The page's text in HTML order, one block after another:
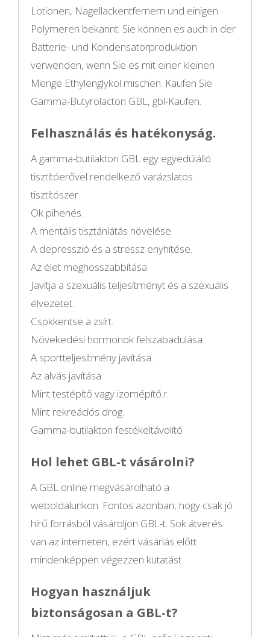
Lotionen, Nagellackentfernern und einigen
Polymeren bekannt. Sie können es auch in der
Batterie- und Kondensatorproduktion
verwenden, wenn Sie es mit einer kleinen
Menge Ethylenglykol mischen. Kaufen Sie
Gamma-Butyrolacton GBL, gbl-Kaufen.
Felhasználás és hatékonyság.
A gamma-butilakton GBL egy egyedülálló
tisztítóerővel rendelkező varázslatos
tisztítószer.
Ok pihenés.
A mentális tisztánlátás növelése.
A depresszió és a stressz enyhítése.
Az élet meghosszabbítása.
Javítja a szexuális teljesítményt és a szexuális
élvezetet.
Csökkentse a zsírt.
Növekedési hormonok felszabadulása.
A sportteljesítmény javítása.
Az alvás javítása.
Mint testépítő vagy izomépítő.r.
Mint rekreációs drog.
Gamma-butilakton festékeltávolító
Hol lehet GBL-t vásárolni?
A GBL online megvásárolható a
weboldalunkon. Fontos azonban, hogy csak jó
hírű forrásból vásároljon GBL-t. Sok átverés
van az interneten, ezért vásárlás előtt
mindenképpen végezzen kutatást.
Hogyan használjuk
biztonságosan a GBL-t?